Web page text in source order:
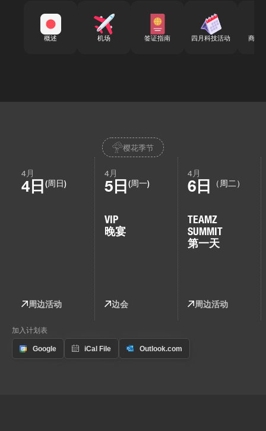
概述 机场 签证指南 四月科技活动 商务
樱花季节
4月
4日 (周日)
周边活动
4月
5日 (周一)
VIP
晚宴
边会
4月
6日 （周二）
TEAMZ
SUMMIT
第一天
周边活动
加入计划表